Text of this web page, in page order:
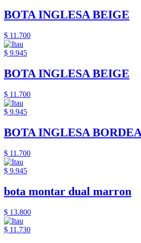
BOTA INGLESA BEIGE
$ 11.700
$ 9.945
BOTA INGLESA BEIGE
$ 11.700
$ 9.945
BOTA INGLESA
$ 11.700
$ 9.945
bota montar dual marron
$ 13.800
$ 11.730